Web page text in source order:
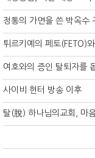
정통의 가면을 쓴 박옥수
튀르키예의 페토(FETO)
여호와의 증인 탈퇴자를
사이비 헌터 방송 이후
탈(脫) 하나님의교회, 마